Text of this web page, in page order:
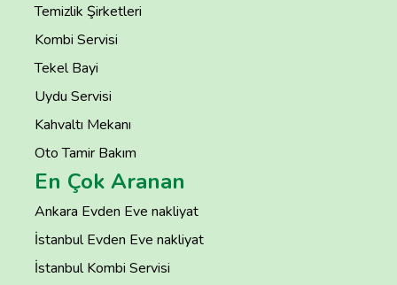
Temizlik Şirketleri
Kombi Servisi
Tekel Bayi
Uydu Servisi
Kahvaltı Mekanı
Oto Tamir Bakım
En Çok Aranan
Ankara Evden Eve nakliyat
İstanbul Evden Eve nakliyat
İstanbul Kombi Servisi